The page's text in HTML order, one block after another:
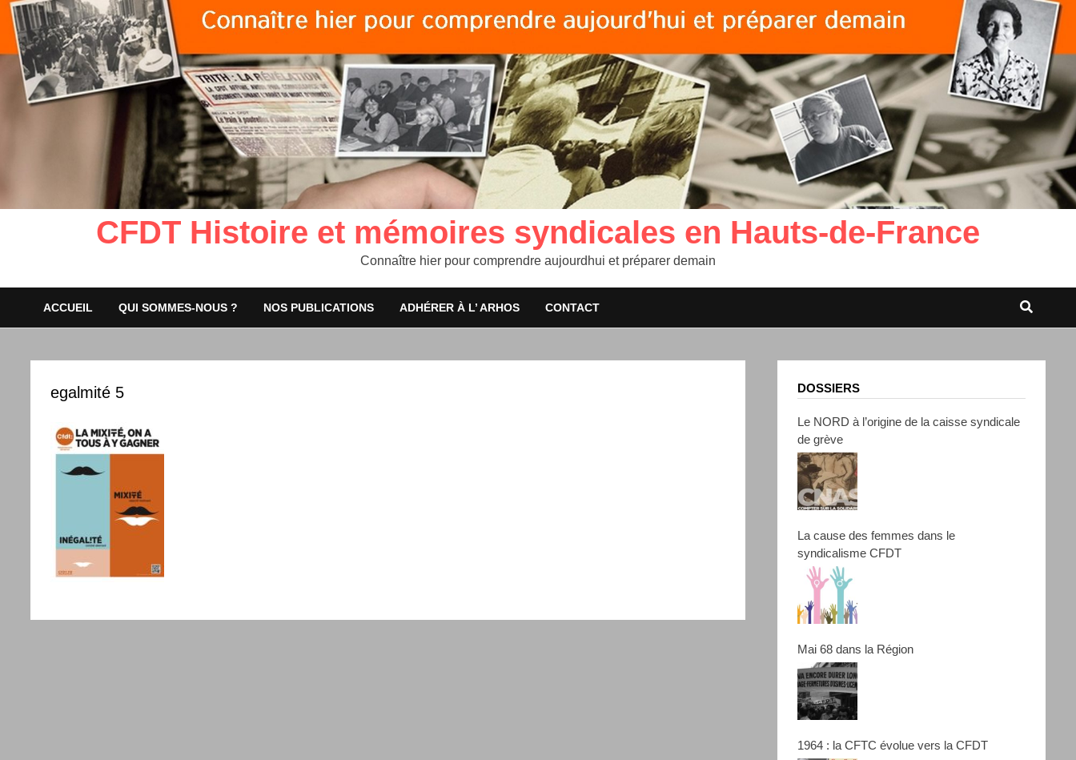
CFDT Histoire et mémoires syndicales en Hauts-de-France
Connaître hier pour comprendre aujourdhui et préparer demain
ACCUEIL QUI SOMMES-NOUS ? NOS PUBLICATIONS ADHÉRER À L’ ARHOS CONTACT
egalmité 5 DOSSIERS
Le NORD à l’origine de la caisse syndicale
de grève
La cause des femmes dans le
syndicalisme CFDT
Mai 68 dans la Région
1964 : la CFTC évolue vers la CFDT